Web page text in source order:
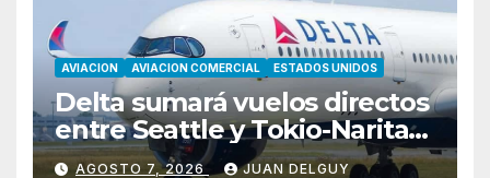
AVIACION AVIACION COMERCIAL ESTADOS UNIDOS
Delta sumará vuelos directos
entre Seattle y Tokio-Narita
desde marzo de 2027
AGOSTO 7, 2026 JUAN DELGUY